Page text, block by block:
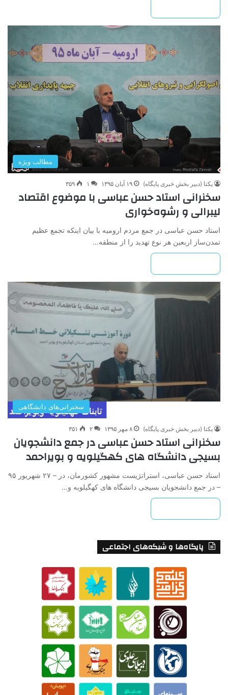
مطالب ویژه
یکتا (دبیر بخش خبری پایگاه) ۱۹ آبان ۱۳۹۵ ۱ ۳۵۹
سخنرانی استاد حسن عباسی با موضوع اقتصاد
لیبرالی و رشوه‌خواری
استاد حسن عباسی در جمع مردم ارومیه با بیان اینکه تجمع عظیم
تمدن‌ساز اربعین هر نوع تهدید را از منطقه…
سخنرانی‌های دانشگاهی
یکتا (دبیر بخش خبری پایگاه) ۸ مهر ۱۳۹۵ ۲ ۳۵۱
سخنرانی استاد حسن عباسی در جمع دانشجویان
بسیجی دانشگاه های کهگیلویه و بویراحمد
استاد حسن عباسی، استراتژیست مشهور کشورمان، در – ۲۷ شهريور ۹۵
– در جمع دانشجویان بسیجی دانشگاه های کهگیلویه و…
پایگاه‌ها و شبکه‌های اجتماعی